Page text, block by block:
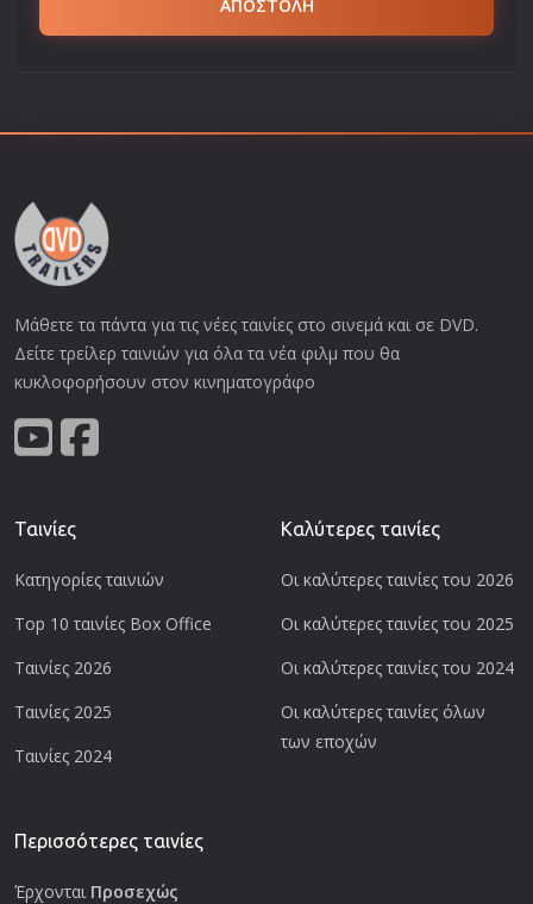
ΑΠΟΣΤΟΛΗ
Μάθετε τα πάντα για τις νέες ταινίες στο σινεμά και σε DVD.
Δείτε τρείλερ ταινιών για όλα τα νέα φιλμ που θα
κυκλοφορήσουν στον κινηματογράφο
Ταινίες
Κατηγορίες ταινιών
Top 10 ταινίες Box Office
Ταινίες 2026
Ταινίες 2025
Ταινίες 2024
Καλύτερες ταινίες
Οι καλύτερες ταινίες του 2026
Οι καλύτερες ταινίες του 2025
Οι καλύτερες ταινίες του 2024
Οι καλύτερες ταινίες όλων
των εποχών
Περισσότερες ταινίες
Έρχονται Προσεχώς